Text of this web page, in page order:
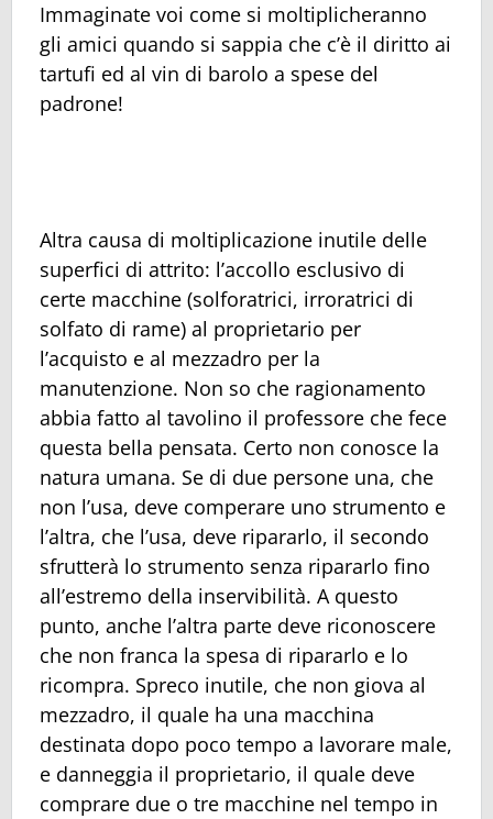
Immaginate voi come si moltiplicheranno
gli amici quando si sappia che c’è il diritto ai
tartufi ed al vin di barolo a spese del
padrone!
Altra causa di moltiplicazione inutile delle
superfici di attrito: l’accollo esclusivo di
certe macchine (solforatrici, irroratrici di
solfato di rame) al proprietario per
l’acquisto e al mezzadro per la
manutenzione. Non so che ragionamento
abbia fatto al tavolino il professore che fece
questa bella pensata. Certo non conosce la
natura umana. Se di due persone una, che
non l’usa, deve comperare uno strumento e
l’altra, che l’usa, deve ripararlo, il secondo
sfrutterà lo strumento senza ripararlo fino
all’estremo della inservibilità. A questo
punto, anche l’altra parte deve riconoscere
che non franca la spesa di ripararlo e lo
ricompra. Spreco inutile, che non giova al
mezzadro, il quale ha una macchina
destinata dopo poco tempo a lavorare male,
e danneggia il proprietario, il quale deve
comprare due o tre macchine nel tempo in